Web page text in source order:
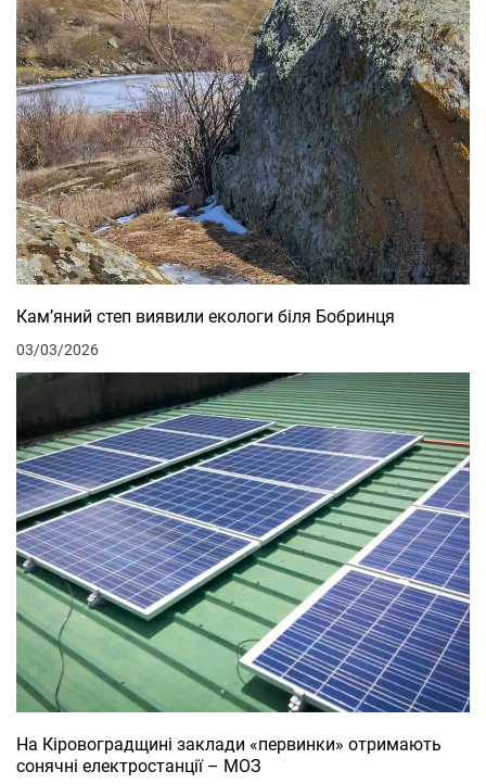
Кам’яний степ виявили екологи біля Бобринця
03/03/2026
На Кіровоградщині заклади «первинки» отримають
сонячні електростанції – МОЗ